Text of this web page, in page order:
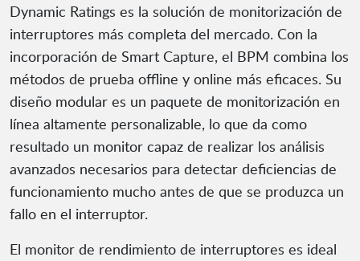
Dynamic Ratings es la solución de monitorización de
interruptores más completa del mercado. Con la
incorporación de Smart Capture, el BPM combina los
métodos de prueba offline y online más eficaces. Su
diseño modular es un paquete de monitorización en
línea altamente personalizable, lo que da como
resultado un monitor capaz de realizar los análisis
avanzados necesarios para detectar deficiencias de
funcionamiento mucho antes de que se produzca un
fallo en el interruptor.
El monitor de rendimiento de interruptores es ideal